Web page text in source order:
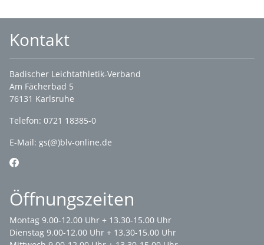
Kontakt
Badischer Leichtathletik-Verband
Am Fächerbad 5
76131 Karlsruhe
Telefon: 0721 18385-0
E-Mail: gs(@)blv-online.de
Öffnungszeiten
Montag 9.00-12.00 Uhr + 13.30-15.00 Uhr
Dienstag 9.00-12.00 Uhr + 13.30-15.00 Uhr